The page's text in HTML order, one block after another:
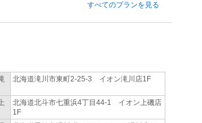
すべてのプランを見る
北海道滝川市東町2-25-3 イオン滝川店1F
北海道北斗市七重浜4丁目44-1 イオン上磯店
1F